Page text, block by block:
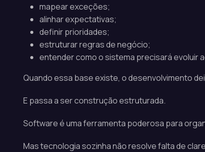
mapear exceções;
alinhar expectativas;
definir prioridades;
estruturar regras de negócio;
entender como o sistema precisará evoluir
Quando essa base existe, o desenvolvimento
E passa a ser construção estruturada.
Software é uma ferramenta poderosa para
Mas tecnologia sozinha não resolve falta de